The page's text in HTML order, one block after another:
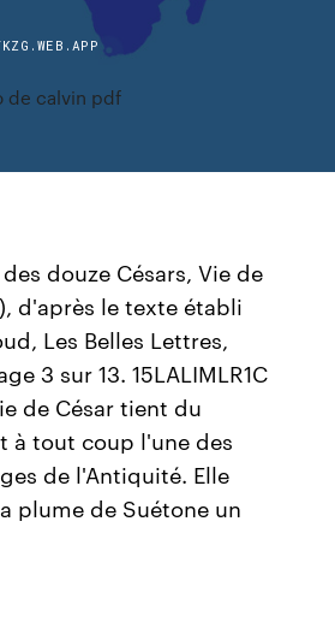
de calvin pdf
douze Césars, Vie de
d'après le texte établi
Les Belles Lettres,
3 sur 13. 15LALIMLR1C
de César tient du
à tout coup l'une des
de l'Antiquité. Elle
plume de Suétone un